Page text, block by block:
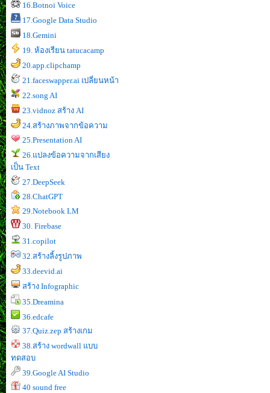
16.Botnoi Voice
17.Google Data Studio
18.Gemini
19. ห้องเรียน tatucacamp
20.app.clipchamp
21.faceswapper.ai เปลี่ยนหน้า
22.song AI
23.vidnoz สร้าง AI
24.สร้างภาพจากข้อความ
25.Presentation AI
26.แปลงข้อความจากเสียง
เป็น Text
27.DeepSeek
28.ChatGPT
29.Notebook LM
30. Firebase
31.copilot
32.สร้างลิ้งรูปภาพ
33.deevid.ai
สร้าง Infographic
35.Dreamina
36.edcafe
37.Quiz.zep สร้างเกม
38.สร้าง wordwall แบบ
ทดสอบ
39.Google AI Studio
40 sound free